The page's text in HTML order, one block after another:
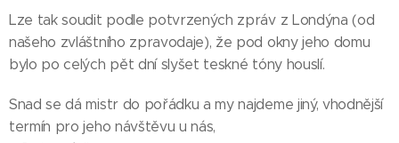
Lze tak soudit podle potvrzených zpráv z Londýna (od
našeho zvláštního zpravodaje), že pod okny jeho domu
bylo po celých pět dní slyšet teskné tóny houslí.
Snad se dá mistr do pořádku a my najdeme jiný, vhodnější
termín pro jeho návštěvu u nás,